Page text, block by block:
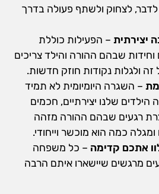
לדבר, לצחוק ולשתף פעולה בדרך
יצירתית– הפעילות כוללת
שבהם ההורה והילד צריכים
ולגלות נקודות חוזק חדשות.
– השגרה היומיומית לא תמיד
שלנו יצירתיים, חכמים
רגעים שבהם ההורה מזהה
כמה הוא מוכשר וייחודי.
אתכם קדימה – כל משפחה
מרגשים שיישארו איתם הרבה